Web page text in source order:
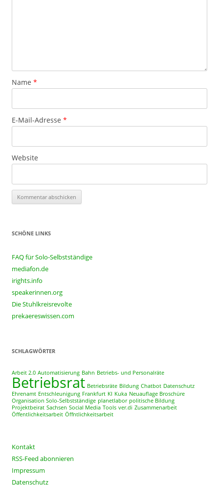
Name *
E-Mail-Adresse *
Website
SCHÖNE LINKS
FAQ für Solo-Selbstständige
mediafon.de
irights.info
speakerinnen.org
Die Stuhlkreisrevolte
prekaereswissen.com
SCHLAGWÖRTER
Arbeit 2.0 Automatisierung Bahn Betriebs- und Personalräte
Betriebsrat Betriebsräte Bildung Chatbot Datenschutz
Ehrenamt Entschleunigung Frankfurt KI Kuka Neuauflage Broschüre
Organisation Solo-Selbstständige planetlabor politische Bildung
Projektbeirat Sachsen Social Media Tools ver.di Zusammenarbeit
Öffentlichkeitsarbeit Öffntlichkeitsarbeit
Kontakt
RSS-Feed abonnieren
Impressum
Datenschutz